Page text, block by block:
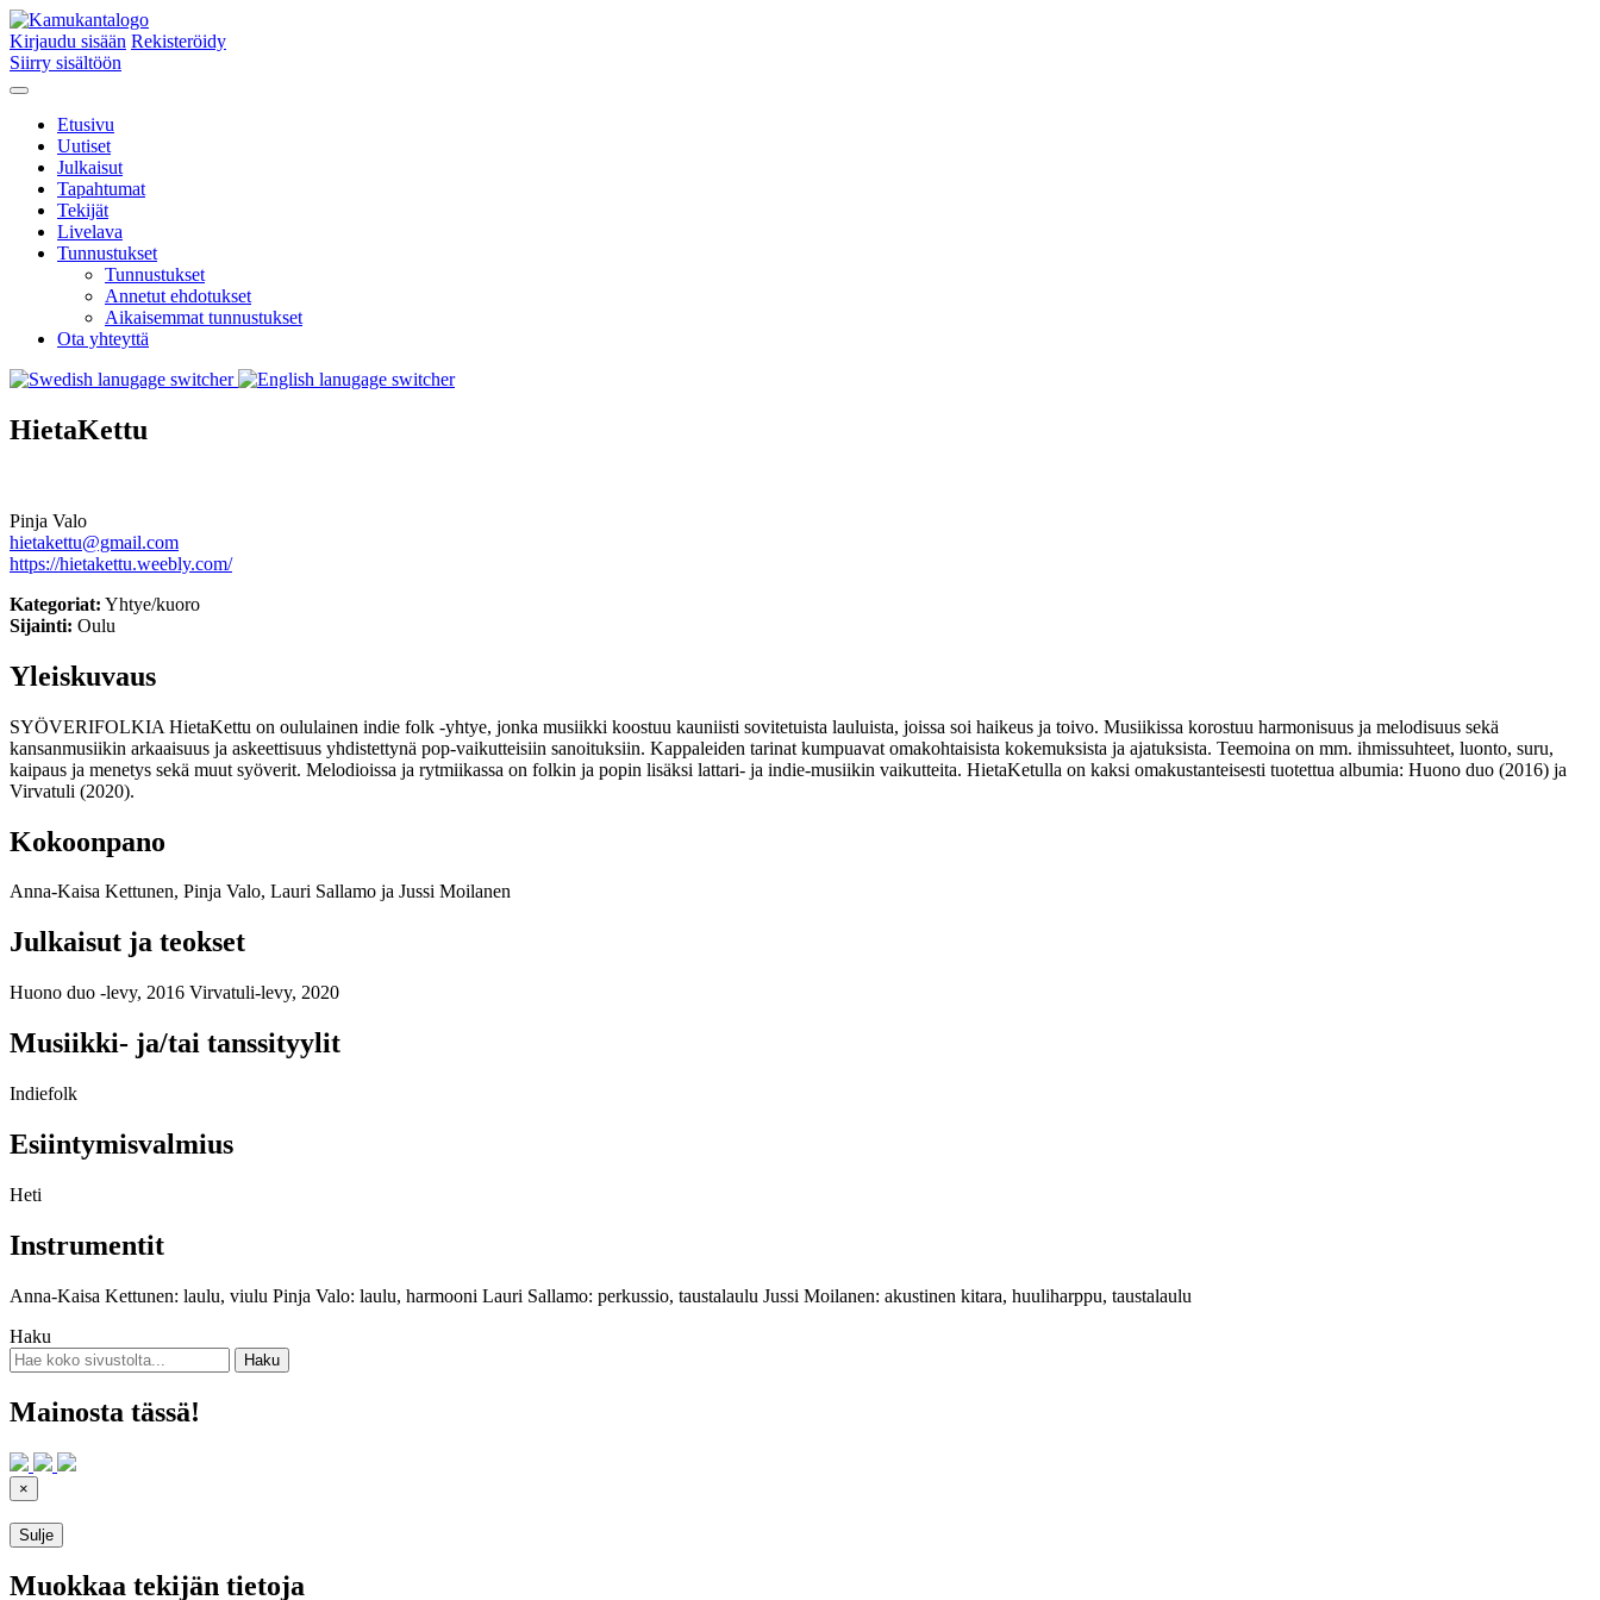
Kirjaudu sisään Rekisteröidy
Siirry sisältöön
Etusivu
Uutiset
Julkaisut
Tapahtumat
Tekijät
Livelava
Tunnustukset
Tunnustukset
Annetut ehdotukset
Aikaisemmat tunnustukset
Ota yhteyttä
HietaKettu
Pinja Valo
hietakettu@gmail.com
https://hietakettu.weebly.com/
Kategoriat: Yhtye/kuoro
Sijainti: Oulu
Yleiskuvaus
SYÖVERIFOLKIA HietaKettu on oululainen indie folk -yhtye, jonka musiikki koostuu kauniisti sovitetuista lauluista, joissa soi haikeus ja toivo. Musiikissa korostuu harmonisuus ja melodisuus sekä
kansanmusiikin arkaaisuus ja askeettisuus yhdistettynä pop-vaikutteisiin sanoituksiin. Kappaleiden tarinat kumpuavat omakohtaisista kokemuksista ja ajatuksista. Teemoina on mm. ihmissuhteet, luonto, suru,
kaipaus ja menetys sekä muut syöverit. Melodioissa ja rytmiikassa on folkin ja popin lisäksi lattari- ja indie-musiikin vaikutteita. HietaKetulla on kaksi omakustanteisesti tuotettua albumia: Huono duo (2016) ja
Virvatuli (2020).
Kokoonpano
Anna-Kaisa Kettunen, Pinja Valo, Lauri Sallamo ja Jussi Moilanen
Julkaisut ja teokset
Huono duo -levy, 2016 Virvatuli-levy, 2020
Musiikki- ja/tai tanssityylit
Indiefolk
Esiintymisvalmius
Heti
Instrumentit
Anna-Kaisa Kettunen: laulu, viulu Pinja Valo: laulu, harmooni Lauri Sallamo: perkussio, taustalaulu Jussi Moilanen: akustinen kitara, huuliharppu, taustalaulu
Haku
Mainosta tässä!
×
Sulje
Muokkaa tekijän tietoja